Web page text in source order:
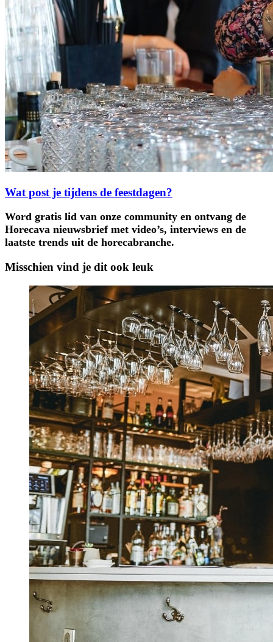
Wat post je tijdens de feestdagen?
Word gratis lid van onze community en ontvang de
Horecava nieuwsbrief met video’s, interviews en de
laatste trends uit de horecabranche.
Misschien vind je dit ook leuk